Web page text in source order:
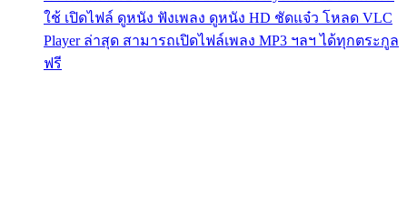
ใช้ เปิดไฟล์ ดูหนัง ฟังเพลง ดูหนัง HD ชัดแจ๋ว โหลด VLC
Player ล่าสุด สามารถเปิดไฟล์เพลง MP3 ฯลฯ ได้ทุกตระกูล
ฟรี